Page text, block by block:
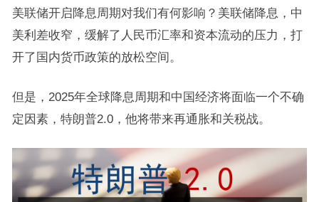
美联储开启降息周期对我们有何影响？美联储降息，中
美利差收窄，缓解了人民币汇率和资本流动的压力，打
开了国内货币政策的放松空间。
但是，2025年全球降息周期和中国经济将面临一个不确
定因素，特朗普2.0，他将带来再通胀和关税战。